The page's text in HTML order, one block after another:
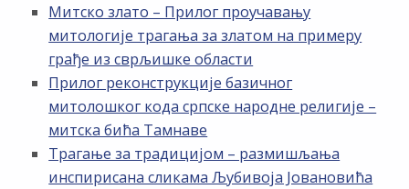
Митско злато – Прилог проучавању
митологије трагања за златом на примеру
грађе из сврљишке области
Прилог реконструкције базичног
митолошког кода српске народне религије –
митска бића Тамнаве
Трагање за традицијом – размишљања
инспирисана сликама Љубивоја Јовановића